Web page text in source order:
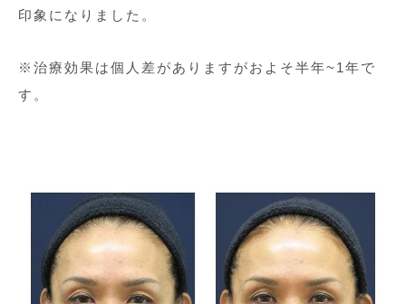
印象になりました。
※治療効果は個人差がありますがおよそ半年~1年で
す。